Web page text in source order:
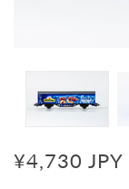
¥4,730 JPY